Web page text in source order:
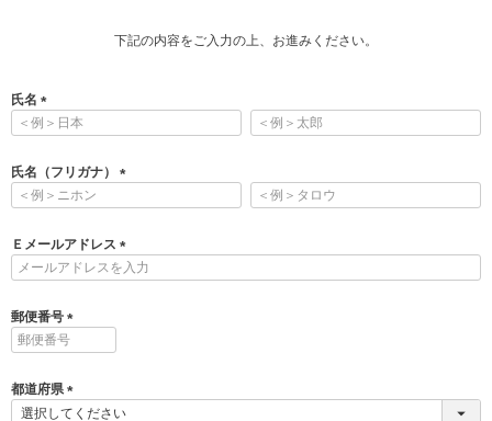
下記の内容をご入力の上、お進みください。
氏名
(
須
)
氏名（フリガナ）
)
Ｅメールアドレス
(
郵便番号
(
)
都道府県
(